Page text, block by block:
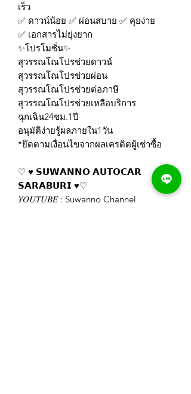
เร็ว
✅ ดาวน์น้อย ✅ ผ่อนสบาย ✅ คุยง่าย
✅ เอกสารไม่ยุ่งยาก
✨โปรโมชั่น✨
สุวรรณโณโปรช่วยดาวน์
สุวรรณโณโปรช่วยผ่อน
สุวรรณโณโปรช่วยต่อภาษี
สุวรรณโณโปรช่วยเหลือบริการ
ฉุกเฉิน24ชม.1ปี
อนุมัติง่ายรู้ผลภายใน1วัน
*ยึดตามเงื่อนไขจากผลเครดิตผู้เช่าซื้อ
♡ ♥️ 𝗦𝗨𝗪𝗔𝗡𝗡𝗢 𝗔𝗨𝗧𝗢𝗖𝗔𝗥
𝗦𝗔𝗥𝗔𝗕𝗨𝗥𝗜 ♥️♡
𝑌𝑂𝑈𝑇𝑈𝐵𝐸 : Suwanno Channel